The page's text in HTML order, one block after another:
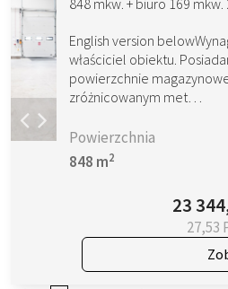
English version
właściciel obiektu.
powierzchnie
zróżnicowanym met…
Powierzchnia
848 m2
23
27,53